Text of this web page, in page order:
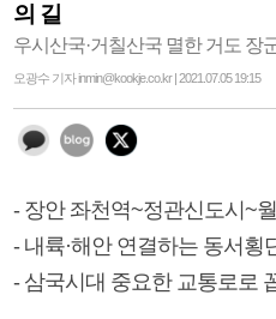
의 길
우시산국·거칠산국 멸한 거도 장
오광수 기자 inmin@kookje.co.kr | 2021.07.05 19:15
- 장안 좌천역~정관신도시~
- 내륙·해안 연결하는 동서횡
- 삼국시대 중요한 교통로로